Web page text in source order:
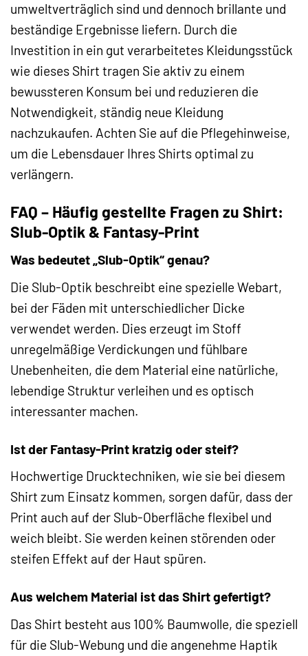
umweltverträglich sind und dennoch brillante und
beständige Ergebnisse liefern. Durch die
Investition in ein gut verarbeitetes Kleidungsstück
wie dieses Shirt tragen Sie aktiv zu einem
bewussteren Konsum bei und reduzieren die
Notwendigkeit, ständig neue Kleidung
nachzukaufen. Achten Sie auf die Pflegehinweise,
um die Lebensdauer Ihres Shirts optimal zu
verlängern.
FAQ – Häufig gestellte Fragen zu Shirt:
Slub-Optik & Fantasy-Print
Was bedeutet „Slub-Optik“ genau?
Die Slub-Optik beschreibt eine spezielle Webart,
bei der Fäden mit unterschiedlicher Dicke
verwendet werden. Dies erzeugt im Stoff
unregelmäßige Verdickungen und fühlbare
Unebenheiten, die dem Material eine natürliche,
lebendige Struktur verleihen und es optisch
interessanter machen.
Ist der Fantasy-Print kratzig oder steif?
Hochwertige Drucktechniken, wie sie bei diesem
Shirt zum Einsatz kommen, sorgen dafür, dass der
Print auch auf der Slub-Oberfläche flexibel und
weich bleibt. Sie werden keinen störenden oder
steifen Effekt auf der Haut spüren.
Aus welchem Material ist das Shirt gefertigt?
Das Shirt besteht aus 100% Baumwolle, die speziell
für die Slub-Webung und die angenehme Haptik